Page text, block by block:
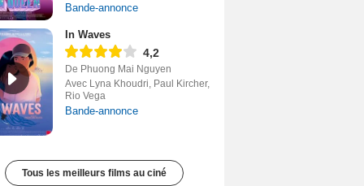
Bande-annonce
In Waves
4,2
De Phuong Mai Nguyen
Avec Lyna Khoudri, Paul Kircher,
Rio Vega
Bande-annonce
Tous les meilleurs films au ciné